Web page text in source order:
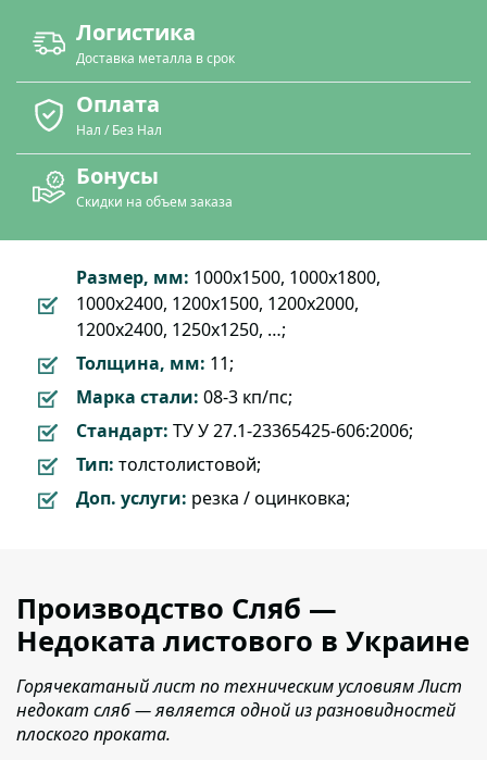
Логистика
Доставка металла в срок
Оплата
Нал / Без Нал
Бонусы
Скидки на объем заказа
Размер, мм: 1000х1500, 1000х1800,
1000х2400, 1200х1500, 1200х2000,
1200х2400, 1250х1250, …;
Толщина, мм: 11;
Марка стали: 08-3 кп/пс;
Стандарт: ТУ У 27.1-23365425-606:2006;
Тип: толстолистовой;
Доп. услуги: резка / оцинковка;
Производство Сляб —
Недоката листового в Украине
Горячекатаный лист по техническим условиям Лист
недокат сляб — является одной из разновидностей
плоского проката.